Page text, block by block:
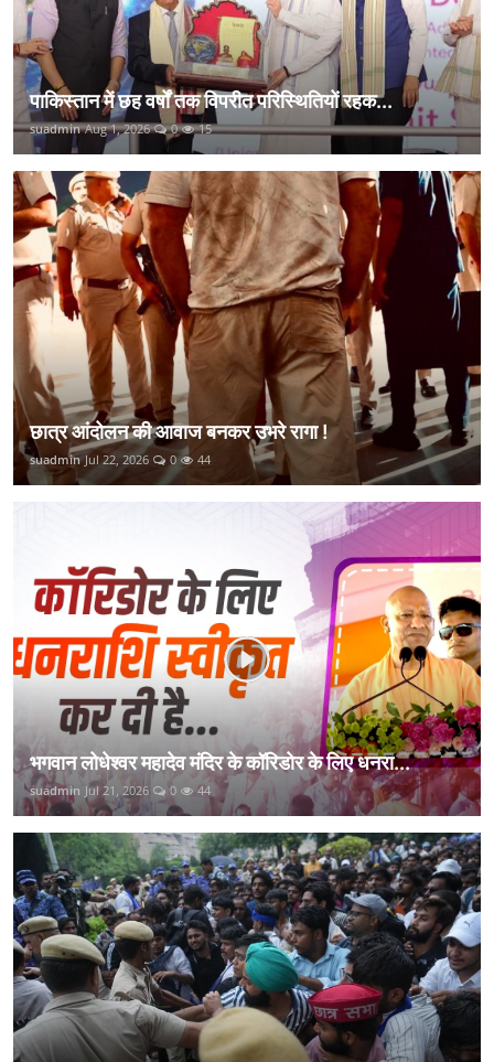
पाकिस्तान में छह वर्षों तक विपरीत परिस्थितियों रहक...
suadmin Aug 1, 2026 0 15
छात्र आंदोलन की आवाज बनकर उभरे रागा !
suadmin Jul 22, 2026 0 44
भगवान लोधेश्वर महादेव मंदिर के कॉरिडोर के लिए धनरा...
suadmin Jul 21, 2026 0 44